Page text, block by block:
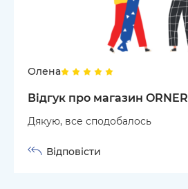
Олена
Відгук про магазин ORNER
Дякую, все сподобалось
Відповісти